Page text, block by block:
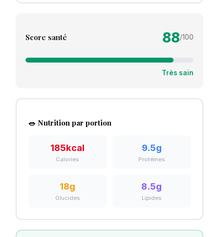
Score santé 88/100
Très sain
🥗 Nutrition par portion
185kcal
Calories
9.5g
Protéines
18g
Glucides
8.5g
Lipides